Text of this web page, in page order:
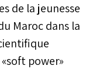
de la jeunesse
Maroc dans la
power»